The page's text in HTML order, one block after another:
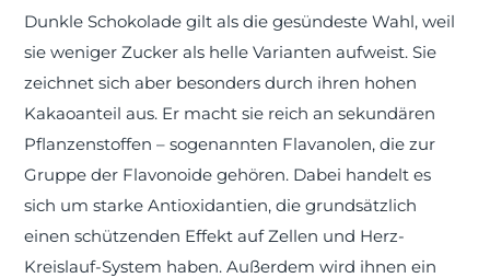
Dunkle Schokolade gilt als die gesündeste Wahl, weil
sie weniger Zucker als helle Varianten aufweist. Sie
zeichnet sich aber besonders durch ihren hohen
Kakaoanteil aus. Er macht sie reich an sekundären
Pflanzenstoffen – sogenannten Flavanolen, die zur
Gruppe der Flavonoide gehören. Dabei handelt es
sich um starke Antioxidantien, die grundsätzlich
einen schützenden Effekt auf Zellen und Herz-
Kreislauf-System haben. Außerdem wird ihnen ein